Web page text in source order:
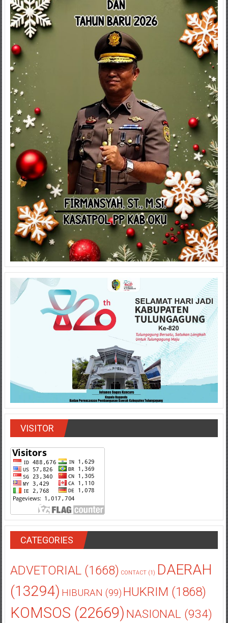
VISITOR
CATEGORIES
ADVETORIAL(1668) CONTACT(1) DAERAH
(13294) HIBURAN (99) HUKRIM (1868)
KOMSOS (22669) NASIONAL(934)